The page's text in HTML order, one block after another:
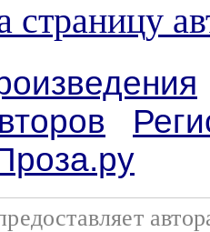
страницу